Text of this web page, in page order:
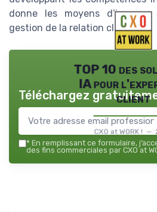
donne les moyens
gestion de la relation client.
TOP 10 des
IA pour
client
CXO at WORK ! —
Téléchargez
* En remplissant ce formulaire,
des fins commerciales par CXO at